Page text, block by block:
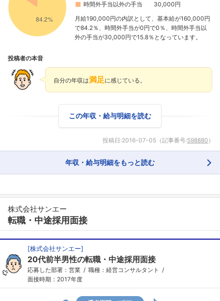
時間外手当以外の手当
30,000円
月給190,000円の内訳として、基本給が160,000円
で84.2％、時間外手当が0円で0％、時間外手当以
外の手当が30,000円で15.8％となっています。
投稿者の本音
自分の年収は満足 に感じている。
この年収・給与明細を読む
投稿日:2016-07-05 （記事番号:598880 ）
年収・給与明細をもっと読む
株式会社サンエー
転職・中途採用面接
[株式会社サンエー]
20代前半男性の転職・中途採用面接
応募した部署：営業
職種：経営コンサルタント
面接時期：2017年度